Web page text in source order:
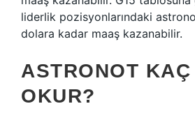
liderlik pozisyonlarındaki
dolara kadar maaş kazanabilir.
ASTRONOT
OKUR?